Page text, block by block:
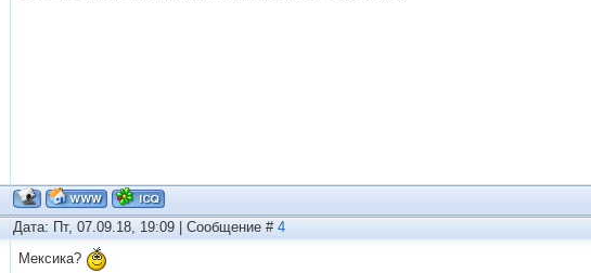
Дата: Пт, 07.09.18, 19:09 | Сообщение # 4
Мексика?